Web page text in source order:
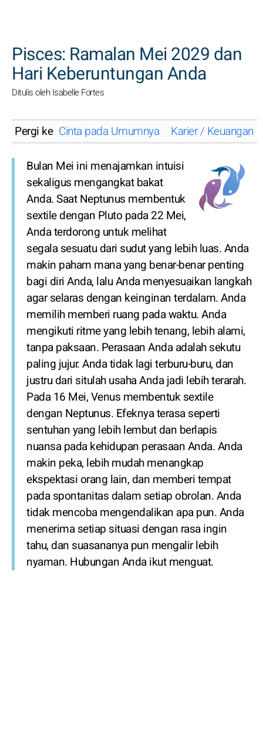
Pisces: Ramalan Mei 2029 dan
Hari Keberuntungan Anda
Ditulis oleh Isabelle Fortes
Pergi ke Cinta pada Umumnya Karier / Keuangan
Bulan Mei ini menajamkan intuisi
sekaligus mengangkat bakat
Anda. Saat Neptunus membentuk
sextile dengan Pluto pada 22 Mei,
Anda terdorong untuk melihat
segala sesuatu dari sudut yang lebih luas. Anda
makin paham mana yang benar-benar penting
bagi diri Anda, lalu Anda menyesuaikan langkah
agar selaras dengan keinginan terdalam. Anda
memilih memberi ruang pada waktu. Anda
mengikuti ritme yang lebih tenang, lebih alami,
tanpa paksaan. Perasaan Anda adalah sekutu
paling jujur. Anda tidak lagi terburu-buru, dan
justru dari situlah usaha Anda jadi lebih terarah.
Pada 16 Mei, Venus membentuk sextile
dengan Neptunus. Efeknya terasa seperti
sentuhan yang lebih lembut dan berlapis
nuansa pada kehidupan perasaan Anda. Anda
makin peka, lebih mudah menangkap
ekspektasi orang lain, dan memberi tempat
pada spontanitas dalam setiap obrolan. Anda
tidak mencoba mengendalikan apa pun. Anda
menerima setiap situasi dengan rasa ingin
tahu, dan suasananya pun mengalir lebih
nyaman. Hubungan Anda ikut menguat.